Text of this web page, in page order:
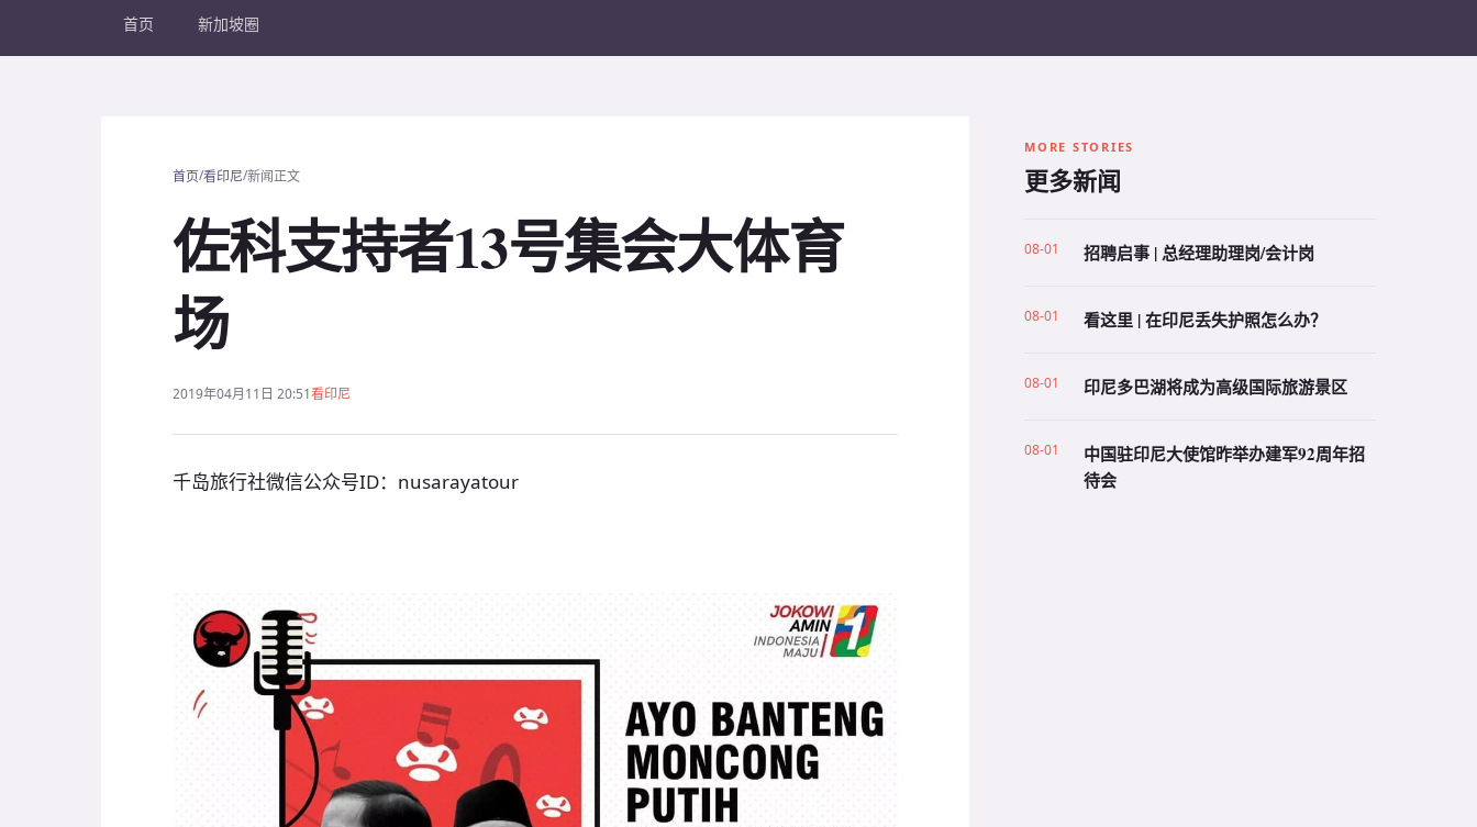
首页 新加坡圈
首页/看印尼/新闻正文
佐科支持者13号集会大体育
场
2019年04月11日 20:51看印尼
千岛旅行社微信公众号ID：nusarayatour
MORE STORIES
更多新闻
08-01 招聘启事 | 总经理助理岗/会计岗
08-01 看这里 | 在印尼丢失护照怎么办？
08-01 印尼多巴湖将成为高级国际旅游景区
08-01
中国驻印尼大使馆昨举办建军92周年招
待会